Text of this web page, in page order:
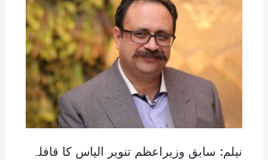
نیلم: سابق وزیراعظم تنویر الیاس کا قافلہ